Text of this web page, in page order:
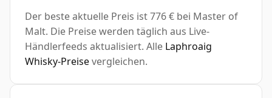
Der beste aktuelle Preis ist 776 € bei Master of
Malt. Die Preise werden täglich aus Live-
Händlerfeeds aktualisiert. Alle Laphroaig
Whisky-Preisevergleichen.